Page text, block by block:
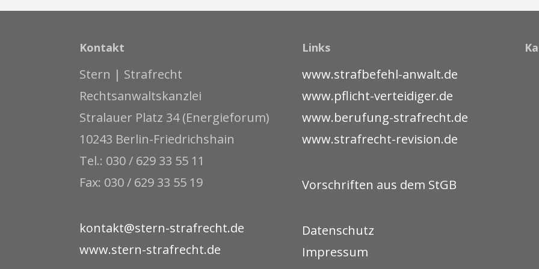
Kontakt
Stern | Strafrecht
Rechtsanwaltskanzlei
Stralauer Platz 34 (Energieforum)
10243 Berlin-Friedrichshain
Tel.: 030 / 629 33 55 11
Fax: 030 / 629 33 55 19
kontakt@stern-strafrecht.de
www.stern-strafrecht.de
Links
www.strafbefehl-anwalt.de
www.pflicht-verteidiger.de
www.berufung-strafrecht.de
www.strafrecht-revision.de
Vorschriften aus dem StGB
Datenschutz
Impressum